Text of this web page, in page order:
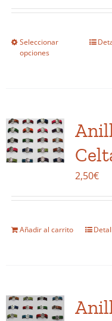
Seleccionar
opciones
Este
Las
se
la
2,50€
Añadir al carrito